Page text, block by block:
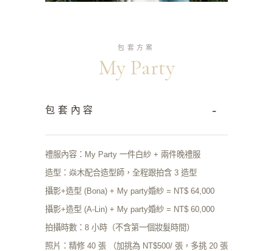
包套方案
My Party
包套內容 -
禮服內容：My Party 一件白紗 + 兩件晚禮服
造型：焱木配合造型師，全程跟拍含 3 造型
攝影+造型 (Bona) + My party婚紗 = NT$ 64,000
攝影+造型 (A-Lin) + My party婚紗 = NT$ 60,000
拍攝時數：8 小時（不含第一個妝髮時間）
照片：精修 40 張 （加挑為 NT$500/ 張，多挑 20 張